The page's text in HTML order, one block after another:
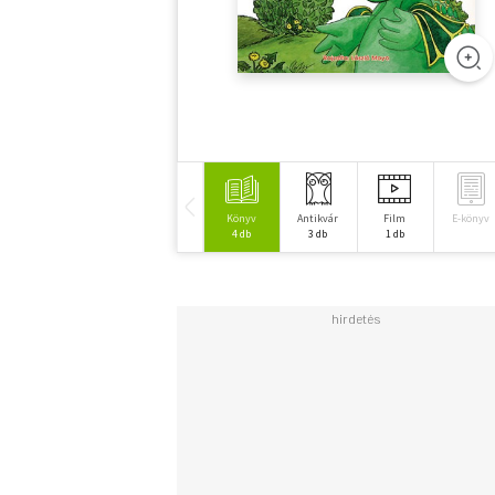
Könyv
4 db
Antikvár
3 db
Film
1 db
E-könyv